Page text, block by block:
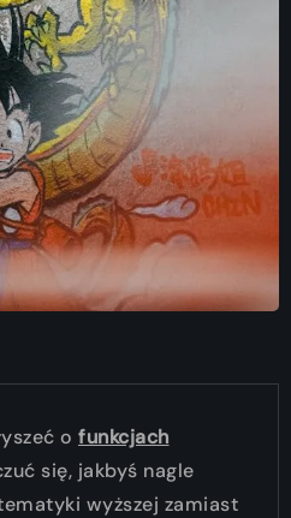
o funkcjach
się, jakbyś nagle
wyższej zamiast